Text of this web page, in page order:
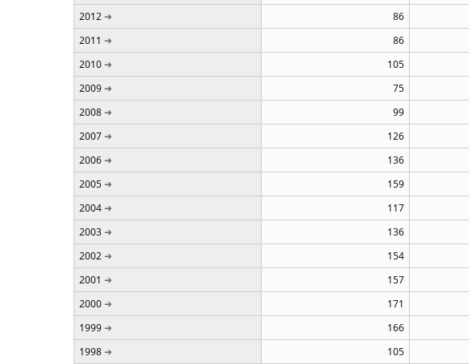
2012
86
2011
86
2010
105
2009
75
2008
99
2007
126
2006
136
2005
159
2004
117
2003
136
2002
154
2001
157
2000
171
1999
166
1998
105